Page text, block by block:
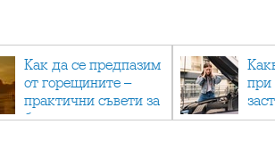
Как да се предпазим
от горещините –
практични съвети за
безопасно лято